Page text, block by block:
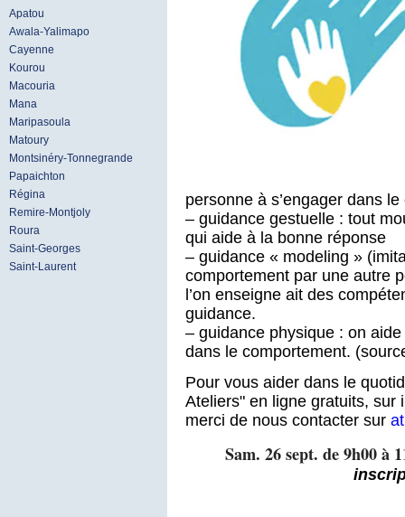
Apatou
Awala-Yalimapo
Cayenne
Kourou
Macouria
Mana
Maripasoula
Matoury
Montsinéry-Tonnegrande
Papaichton
Régina
Remire-Montjoly
Roura
Saint-Georges
Saint-Laurent
personne à s’engager dans
– guidance gestuelle : tout
qui aide à la bonne réponse
– guidance « modeling »
comportement par une autre
l’on enseigne ait des
guidance.
– guidance physique : on
dans le comportement.
Pour vous aider dans le
Ateliers" en ligne gratuits, sur
merci de nous contacter sur
Sam. 26 sept. de 9h00 à